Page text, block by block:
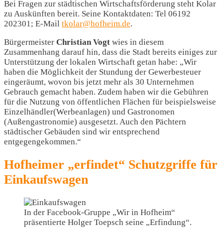
Bei Fragen zur städtischen Wirtschaftsförderung steht Kolar
zu Auskünften bereit. Seine Kontaktdaten: Tel 06192
202301; E-Mail tkolar@hofheim.de.
Bürgermeister Christian Vogt wies in diesem
Zusammenhang darauf hin, dass die Stadt bereits einiges zur
Unterstützung der lokalen Wirtschaft getan habe: „Wir
haben die Möglichkeit der Stundung der Gewerbesteuer
eingeräumt, wovon bis jetzt mehr als 30 Unternehmen
Gebrauch gemacht haben. Zudem haben wir die Gebühren
für die Nutzung von öffentlichen Flächen für beispielsweise
Einzelhändler(Werbeanlagen) und Gastronomen
(Außengastronomie) ausgesetzt. Auch den Pächtern
städtischer Gebäuden sind wir entsprechend
entgegengekommen.“
Hofheimer „erfindet“ Schutzgriffe für
Einkaufswagen
In der Facebook-Gruppe „Wir in Hofheim“
präsentierte Holger Toepsch seine „Erfindung“.